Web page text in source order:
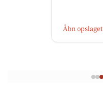
Åbn opslaget